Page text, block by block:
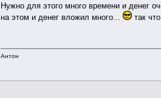
Нужно для этого много времени и денег
на этом и денег вложил много...
так
Антон